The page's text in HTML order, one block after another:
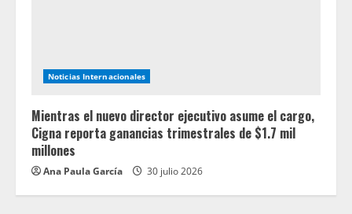
Noticias Internacionales
Mientras el nuevo director ejecutivo asume el cargo,
Cigna reporta ganancias trimestrales de $1.7 mil
millones
Ana Paula García 30 julio 2026